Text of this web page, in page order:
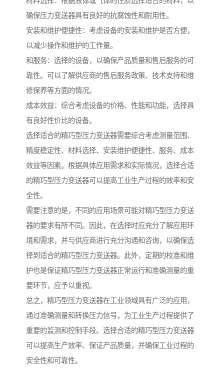
确保压力变送器具有良好的抗腐蚀性和耐用性。
安装和维护便捷性：考虑设备的安装和维护是否方便，
以减少操作和维护的工作量。
和服务：选择的设备，以确保产品质量和售后服务的可
靠性。可以了解供应商的售后服务政策、技术支持和维
修保养等方面的情况。
成本效益：综合考虑设备的价格、性能和功能，选择具
有良好性价比的设备。
选择适合的精巧型压力变送器需要综合考虑测量范围、
精度稳定性、材料选择、安装维护便捷性、服务、成本
效益等因素。根据具体应用需求和实际情况，选择合适
的精巧型压力变送器可以提高工业生产过程的效率和安
全性。
需要注意的是，不同的应用场景可能对精巧型压力变送
器的要求有所不同。因此，在选择时应充分了解应用环
境和需求，并与供应商进行充分沟通和咨询，以确保选
择到适合的精巧型压力变送器。此外，定期的校准和维
护也是保证精巧型压力变送器正常运行和准确测量的重
要环节，应予以重视。
总之，精巧型压力变送器在工业领域具有广泛的应用，
通过准确测量和转换压力信号，为工业生产过程提供了
重要的监测和控制手段。选择合适的精巧型压力变送器
可以提高生产效率、保证产品质量，并确保工业过程的
安全性和可靠性。